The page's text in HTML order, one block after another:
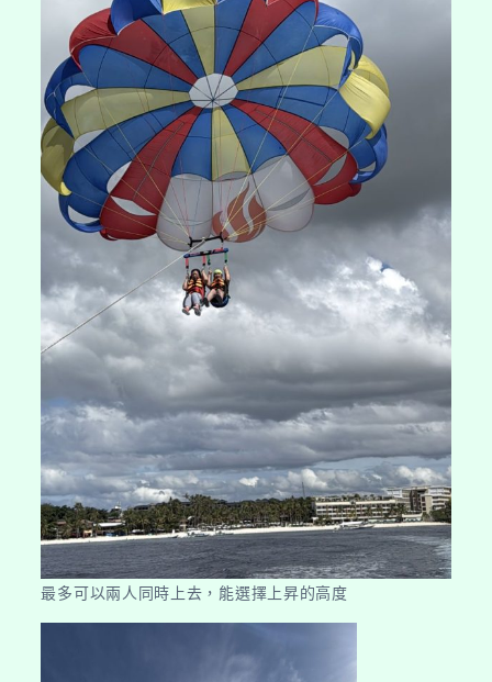
最多可以兩人同時上去，能選擇上昇的高度